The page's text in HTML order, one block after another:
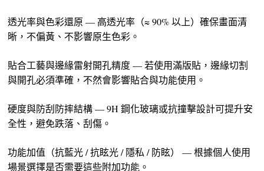
透光率與色彩還原 — 高透光率（≈ 90% 以上）確保畫面清
晰，不偏黃、不影響原生色彩。
貼合工藝與邊緣雷射開孔精度 — 若使用滿版貼，邊緣切割
與開孔必須準確，不然會影響貼合與功能使用。
硬度與防刮防摔結構 — 9H 鋼化玻璃或抗撞擊設計可提升安
全性，避免跌落、刮傷。
功能加值（抗藍光 / 抗眩光 / 隱私 / 防眩） — 根據個人使用
場景選擇是否需要這些附加功能。